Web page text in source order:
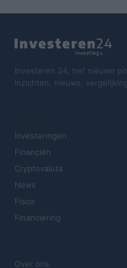
Investeren 24, het nieuwe
Inzichten, nieuws,
Investeringen
Financiën
Cryptovaluta
News
Fisco
Financiering
Over ons